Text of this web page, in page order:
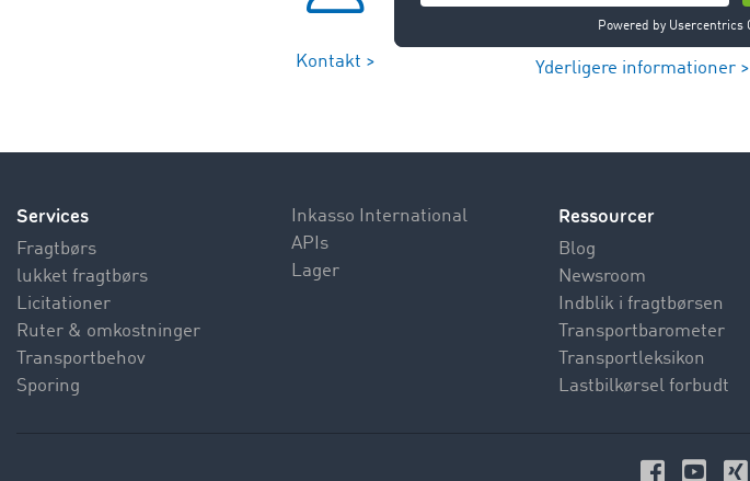
Kontakt > Yderligere informationer >
Services
Fragtbørs
lukket fragtbørs
Licitationer
Ruter & omkostninger
Transportbehov
Sporing
Inkasso International
APIs
Lager
Ressourcer
Blog
Newsroom
Indblik i fragtbørsen
Transportbarometer
Transportleksikon
Lastbilkørsel forbudt